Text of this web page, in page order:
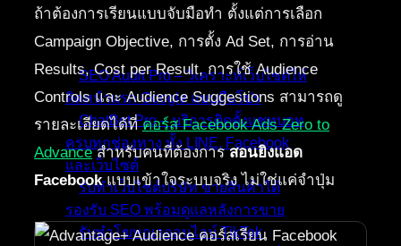
บริการของเรา
SEO Audit Pro – วิเคราะห์เว็บไซต์ให้
ติดหน้าแรก Google แบบมือโปร
ChatBot Pro – บริการติดตั้งแชทบอท
ครบทุกช่องทาง ทั้ง LINE, Facebook
และเว็บไซต์
รับทำเว็บไซต์บริษัท ขายสินค้าได้
รองรับ SEO พร้อมดูแลหลังการขาย
รับทำโฆษณาออนไลน์ TikTok
ถ้าต้องการเรียนแบบจับมือทำ ตั้งแต่การเลือก
Campaign Objective, การตั้ง Ad Set, การอ่าน
Results, Cost per Result, การใช้ Audience
Controls และ Audience Suggestions สามารถดู
รายละเอียดได้ที่คอร์ส Facebook Ads Zero to
Advanceสำหรับคนที่ต้องการสอนยิงแอด
Facebookแบบเข้าใจระบบจริง ไม่ใช่แค่จำปุ่ม